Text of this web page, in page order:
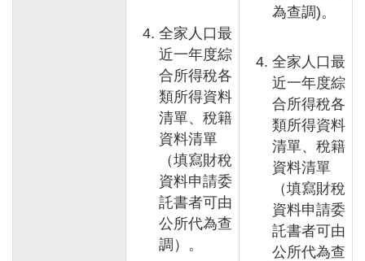
全家人口最
近一年度綜
合所得稅各
類所得資料
清單、稅籍
資料清單
（填寫財稅
資料申請委
託書者可由
公所代為查
調）。
為查調)。
全家人口最
近一年度綜
合所得稅各
類所得資料
清單、稅籍
資料清單
（填寫財稅
資料申請委
託書者可由
公所代為查